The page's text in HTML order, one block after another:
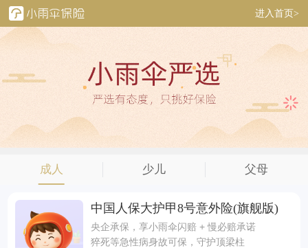
进入首页>
成人 少儿 父母
中国人保大护甲8号意外险(旗舰版)
央企承保，享小雨伞闪赔 + 慢必赔承诺
猝死等急性病身故可保，守护顶梁柱